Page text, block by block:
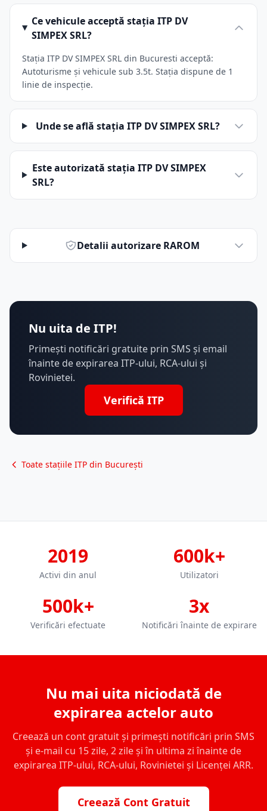
Ce vehicule acceptă stația ITP DV
SIMPEX SRL?
Stația ITP DV SIMPEX SRL din Bucuresti acceptă:
Autoturisme și vehicule sub 3.5t. Stația dispune de 1
linie de inspecție.
Unde se află stația ITP DV SIMPEX SRL?
Este autorizată stația ITP DV SIMPEX
SRL?
Detalii autorizare RAROM
Nu uita de ITP!
Primești notificări gratuite prin SMS și email
înainte de expirarea ITP-ului, RCA-ului și
Rovinietei.
Verifică ITP
Toate stațiile ITP din București
2019
Activi din anul
600k+
Utilizatori
500k+
Verificări efectuate
3x
Notificări înainte de expirare
Nu mai uita niciodată de
expirarea actelor auto
Creează un cont gratuit și primești notificări prin SMS
și e-mail cu 15 zile, 2 zile și în ultima zi înainte de
expirarea ITP-ului, RCA-ului, Rovinietei și Licenței ARR.
Creează Cont Gratuit